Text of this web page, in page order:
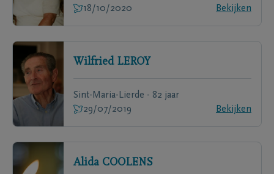
18/10/2020
Bekijken
Wilfried LEROY
Sint-Maria-Lierde - 82 jaar
29/07/2019
Bekijken
Alida COOLENS